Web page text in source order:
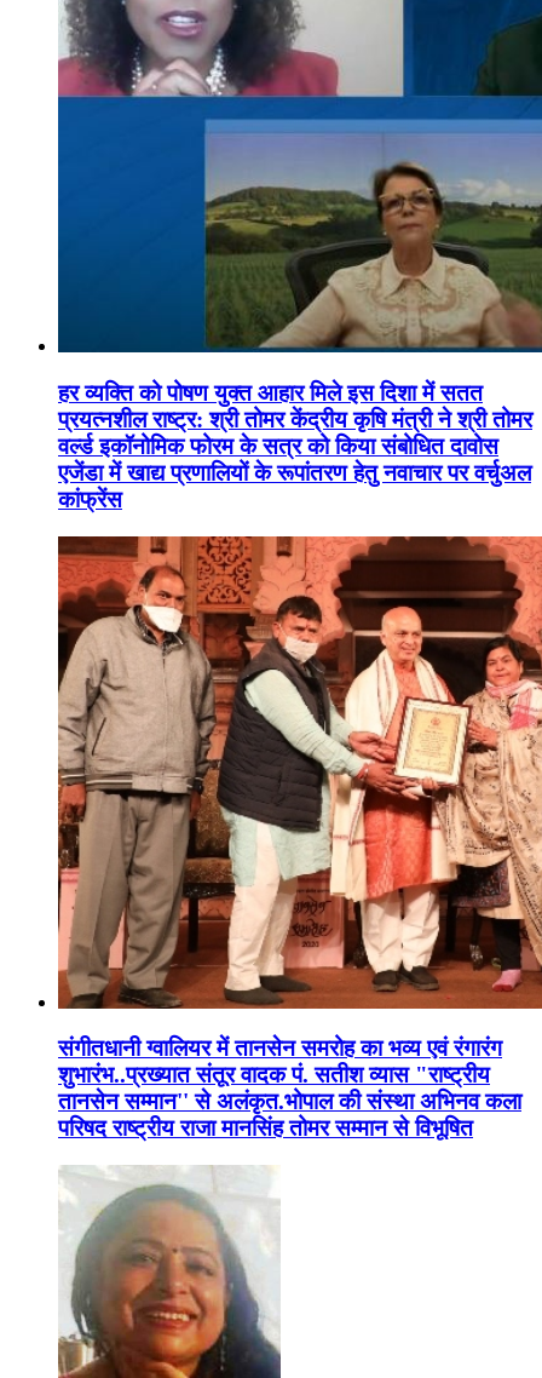
हर व्यक्ति को पोषण युक्त आहार मिले इस दिशा में सतत
प्रयत्नशील राष्ट्र: श्री तोमर केंद्रीय कृषि मंत्री ने श्री तोमर
वर्ल्ड इकॉनोमिक फोरम के सत्र को किया संबोधित दावोस
एजेंडा में खाद्य प्रणालियों के रूपांतरण हेतु नवाचार पर वर्चुअल
कांफ्रेंस
संगीतधानी ग्वालियर में तानसेन समरोह का भव्य एवं रंगारंग
शुभारंभ..प्रख्यात संतूर वादक पं. सतीश व्यास "राष्ट्रीय
तानसेन सम्मान'' से अलंकृत.भोपाल की संस्था अभिनव कला
परिषद राष्ट्रीय राजा मानसिंह तोमर सम्मान से विभूषित